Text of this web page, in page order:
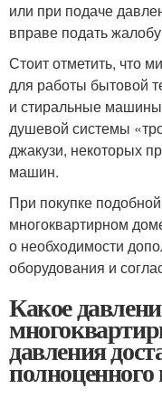
или при подаче
вправе подать
Стоит отметить, что
для работы бытовой
и стиральные
душевой системы
джакузи, некоторых
машин.
При покупке
многоквартирном
о необходимости
оборудования и
Какое
давления
полноценного